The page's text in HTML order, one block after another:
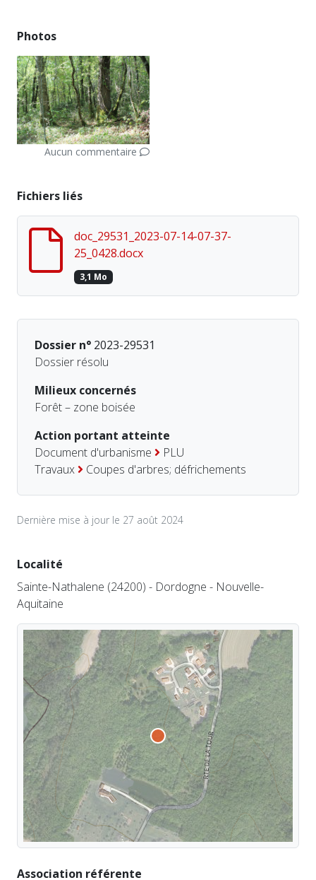
Photos
Aucun commentaire
Fichiers liés
doc_29531_2023-07-14-07-37-
25_0428.docx
3,1 Mo
Dossier n° 2023-29531
Dossier résolu
Milieux concernés
Forêt – zone boisée
Action portant atteinte
Document d'urbanisme
PLU
Travaux
Coupes d'arbres; défrichements
Dernière mise à jour le 27 août 2024
Localité
Sainte-Nathalene (24200) - Dordogne - Nouvelle-
Aquitaine
Association référente